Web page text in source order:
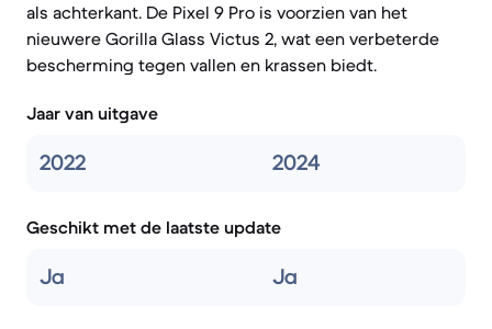
als achterkant. De Pixel 9 Pro is voorzien van het
nieuwere Gorilla Glass Victus 2, wat een verbeterde
bescherming tegen vallen en krassen biedt.
Jaar van uitgave
2022 2024
Geschikt met de laatste update
Ja Ja